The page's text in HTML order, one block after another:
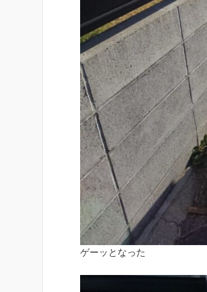
ゲーッとなった